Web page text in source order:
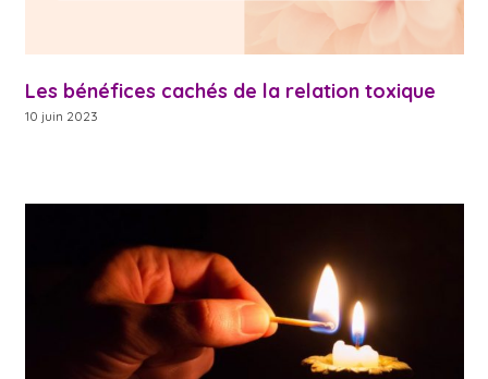
Les bénéfices cachés de la relation toxique
10 juin 2023